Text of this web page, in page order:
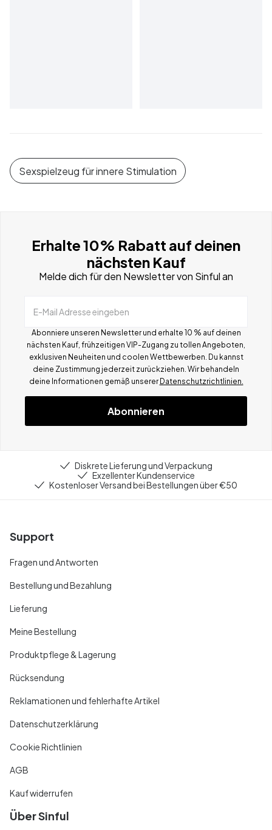
Sexspielzeug für innere Stimulation
Erhalte 10% Rabatt auf deinen
nächsten Kauf
Melde dich für den Newsletter von Sinful an
E-Mail Adresse eingeben
Abonniere unseren Newsletter und erhalte 10 % auf deinen
nächsten Kauf, frühzeitigen VIP-Zugang zu tollen Angeboten,
exklusiven Neuheiten und coolen Wettbewerben. Du kannst
deine Zustimmung jederzeit zurückziehen. Wir behandeln
deine Informationen gemäß unserer Datenschutzrichtlinien.
Abonnieren
Diskrete Lieferung und Verpackung
Exzellenter Kundenservice
Kostenloser Versand bei Bestellungen über €50
Support
Fragen und Antworten
Bestellung und Bezahlung
Lieferung
Meine Bestellung
Produktpflege & Lagerung
Rücksendung
Reklamationen und fehlerhafte Artikel
Datenschutzerklärung
Cookie Richtlinien
AGB
Kauf widerrufen
Über Sinful